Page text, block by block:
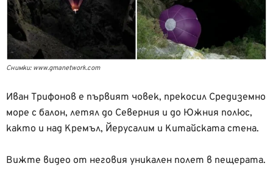
Снимки: www.gmanetwork.com
Иван Трифонов е първият човек, прекосил Средиземно
море с балон, летял до Северния и до Южния полюс,
както и над Кремъл, Йерусалим и Китайската стена.
Вижте видео от неговия уникален полет в пещерата.